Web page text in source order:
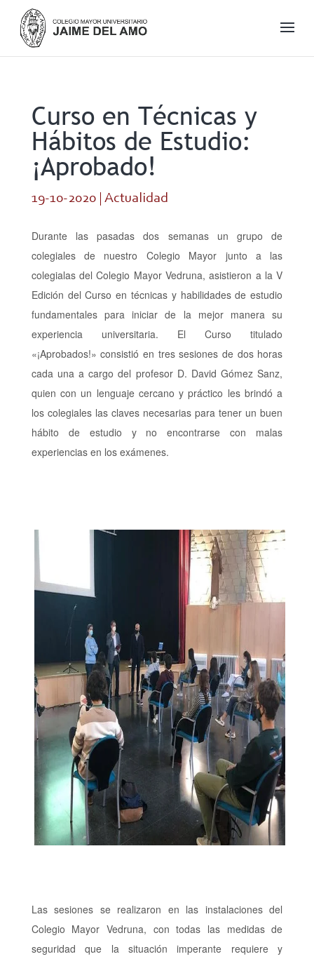
Curso en Técnicas y
Hábitos de Estudio:
¡Aprobado!
19-10-2020| Actualidad
Durante las pasadas dos semanas un grupo de
colegiales de nuestro Colegio Mayor junto a las
colegialas del Colegio Mayor Vedruna, asistieron a la V
Edición del Curso en técnicas y habilidades de estudio
fundamentales para iniciar de la mejor manera su
experiencia universitaria. El Curso titulado
«¡Aprobados!» consistió en tres sesiones de dos horas
cada una a cargo del profesor D. David Gómez Sanz,
quien con un lenguaje cercano y práctico les brindó a
los colegiales las claves necesarias para tener un buen
hábito de estudio y no encontrarse con malas
experiencias en los exámenes.
Las sesiones se realizaron en las instalaciones del
Colegio Mayor Vedruna, con todas las medidas de
seguridad que la situación imperante requiere y